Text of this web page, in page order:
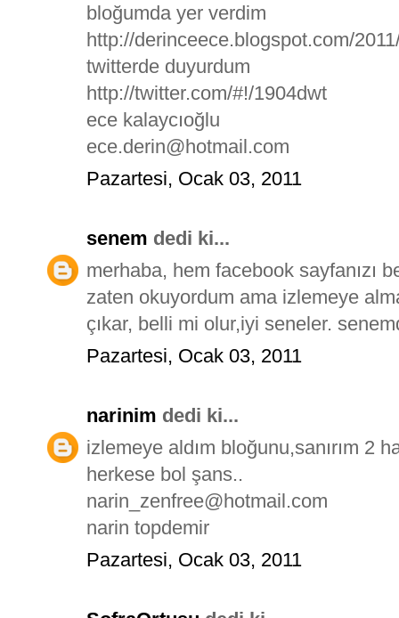
bloğumda yer verdim
http://derinceece.blogspot.com/
twitterde duyurdum
http://twitter.com/#!/1904dwt
ece kalaycıoğlu
ece.derin@hotmail.com
Pazartesi, Ocak 03, 2011
senem dedi ki...
merhaba, hem facebook sayfanızı
zaten okuyordum ama izlemeye
çıkar, belli mi olur,iyi seneler.
Pazartesi, Ocak 03, 2011
narinim dedi ki...
izlemeye aldım bloğunu,sanırım 2
herkese bol şans..
narin_zenfree@hotmail.com
narin topdemir
Pazartesi, Ocak 03, 2011